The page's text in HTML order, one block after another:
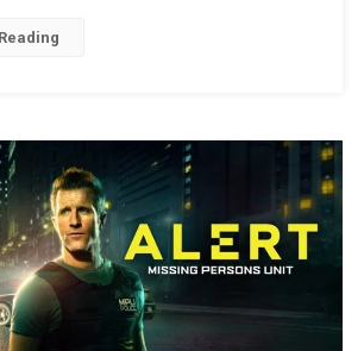
Ολυμπιακός-
Παναθηναϊκός